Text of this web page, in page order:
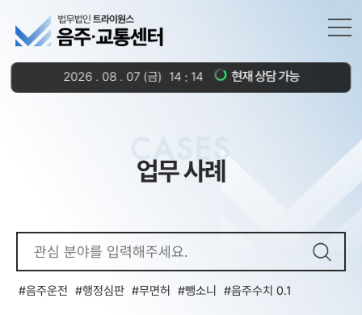
2026 . 08 . 07 (금) 14 14 현재 상담 가능
CASES
업무 사례
음주운전 행정심판 무면허 뺑소니 음주수치 0.1